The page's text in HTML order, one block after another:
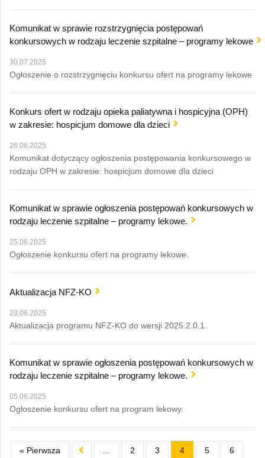
Komunikat w sprawie rozstrzygnięcia postępowań
konkursowych w rodzaju leczenie szpitalne – programy lekowe
30.07.2025
Ogłoszenie o rozstrzygnięciu konkursu ofert na programy lekowe
Konkurs ofert w rodzaju opieka paliatywna i hospicyjna (OPH)
w zakresie: hospicjum domowe dla dzieci
26.06.2025
Komunikat dotyczący ogłoszenia postępowania konkursowego w
rodzaju OPH w zakresie: hospicjum domowe dla dzieci
Komunikat w sprawie ogłoszenia postępowań konkursowych w
rodzaju leczenie szpitalne – programy lekowe.
25.06.2025
Ogłoszenie konkursu ofert na programy lekowe.
Aktualizacja NFZ-KO
23.06.2025
Aktualizacja programu NFZ-KO do wersji 2025.2.0.1.
Komunikat w sprawie ogłoszenia postępowań konkursowych w
rodzaju leczenie szpitalne – programy lekowe.
05.06.2025
Ogłoszenie konkursu ofert na program lekowy.
« Pierwsza 2 3 4 5 6